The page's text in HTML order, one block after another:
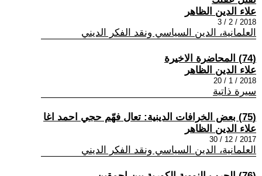
علاء الدين الظاهر
2018 / 2 / 3
العلمانية، الدين السياسي ونقد الفكر الديني
(74) المحاضرة الاخيرة
علاء الدين الظاهر
2018 / 1 / 20
سيرة ذاتية
(75) بعض الخرافات الدينية: تعال فهّم حجي احمد اغا
علاء الدين الظاهر
2017 / 12 / 30
العلمانية، الدين السياسي ونقد الفكر الديني